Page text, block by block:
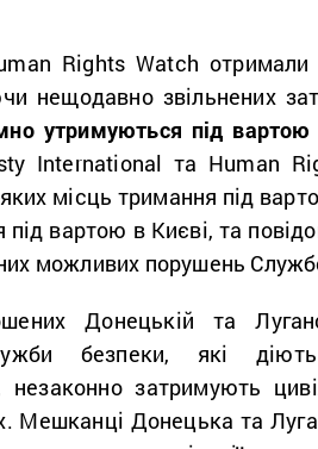
Rights Watch отримали
нещодавно звільнених
утримуються під вартою
International та Human
місць тримання під
під вартою в Києві, та
можливих порушень
Донецькій та
безпеки, які
незаконно затримують
Мешканці Донецька та